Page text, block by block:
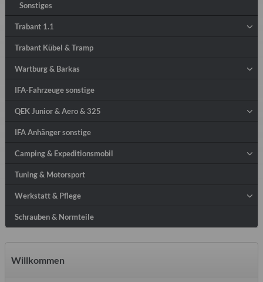
Sonstiges
Trabant 1.1
Trabant Kübel & Tramp
Wartburg & Barkas
IFA-Fahrzeuge sonstige
QEK Junior & Aero & 325
IFA Anhänger sonstige
Camping & Expeditionsmobil
Tuning & Motorsport
Werkstatt & Pflege
Schrauben & Normteile
Willkommen